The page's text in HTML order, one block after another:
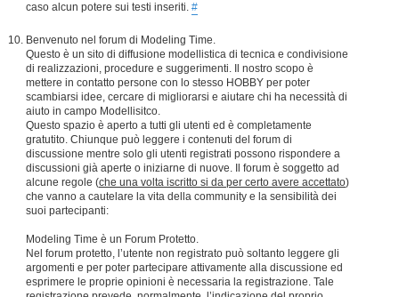
caso alcun potere sui testi inseriti. #
Benvenuto nel forum di Modeling Time.
Questo è un sito di diffusione modellistica di tecnica e condivisione
di realizzazioni, procedure e suggerimenti. Il nostro scopo è
mettere in contatto persone con lo stesso HOBBY per poter
scambiarsi idee, cercare di migliorarsi e aiutare chi ha necessità di
aiuto in campo Modellisitco.
Questo spazio è aperto a tutti gli utenti ed è completamente
gratutito. Chiunque può leggere i contenuti del forum di
discussione mentre solo gli utenti registrati possono rispondere a
discussioni già aperte o iniziarne di nuove. Il forum è soggetto ad
alcune regole (che una volta iscritto si da per certo avere accettato)
che vanno a cautelare la vita della community e la sensibilità dei
suoi partecipanti:
Modeling Time è un Forum Protetto.
Nel forum protetto, l’utente non registrato può soltanto leggere gli
argomenti e per poter partecipare attivamente alla discussione ed
esprimere le proprie opinioni è necessaria la registrazione. Tale